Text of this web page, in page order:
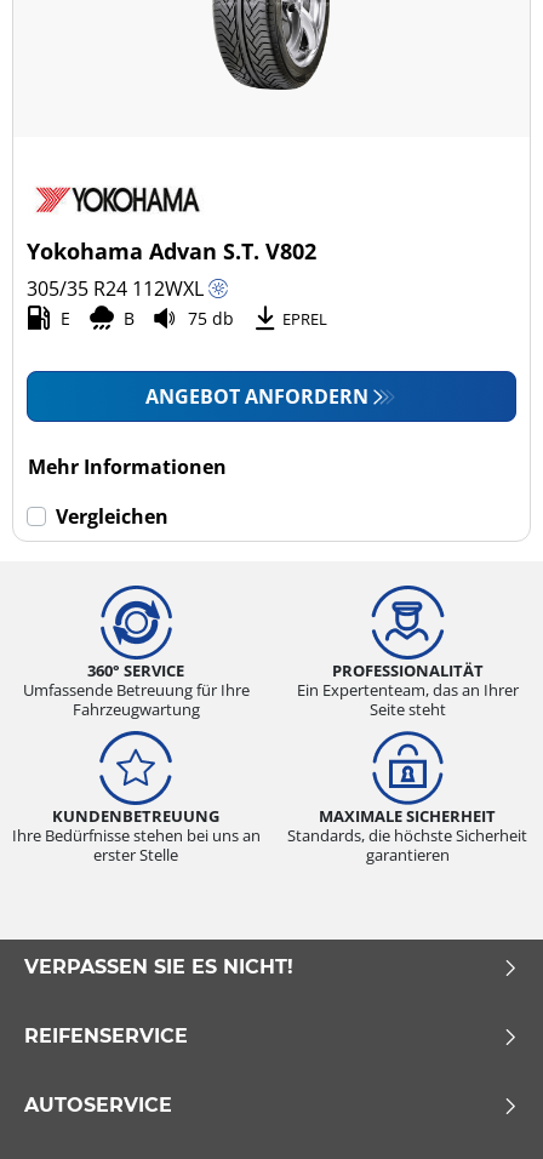
Yokohama Advan S.T. V802
305/35 R24 112WXL
E B 75 db EPREL
ANGEBOT ANFORDERN
Mehr Informationen
Vergleichen
360° SERVICE
Umfassende Betreuung für Ihre
Fahrzeugwartung
PROFESSIONALITÄT
Ein Expertenteam, das an Ihrer
Seite steht
KUNDENBETREUUNG
Ihre Bedürfnisse stehen bei uns an
erster Stelle
MAXIMALE SICHERHEIT
Standards, die höchste Sicherheit
garantieren
VERPASSEN SIE ES NICHT!
REIFENSERVICE
AUTOSERVICE